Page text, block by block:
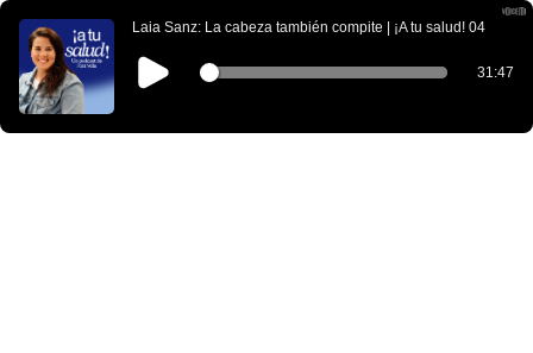
Laia Sanz: La cabeza también compite | ¡A tu salud! 04
31:47